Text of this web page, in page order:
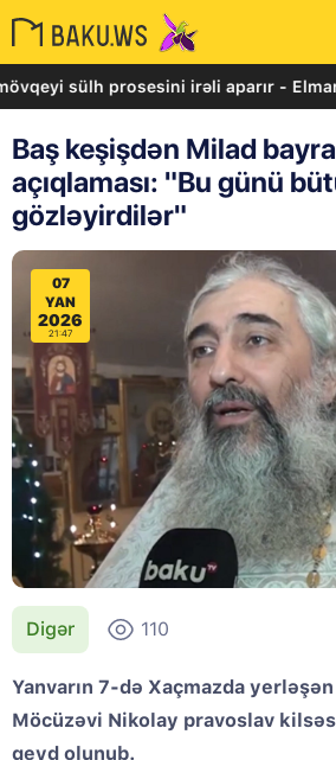
prosesini irəli aparır - Elman Nəsirli
Baş keşişdən Milad
açıqlaması: "Bu günü
gözləyirdilər"
07
YAN
2026
21:47
Digər 110
Yanvarın 7-də Xaçmazda
Möcüzəvi Nikolay pravoslav
qeyd olunub.